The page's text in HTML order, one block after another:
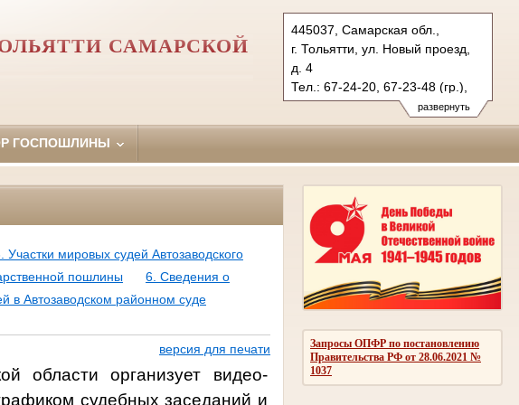
развернуть
445037, Самарская обл.,
г. Тольятти, ул. Новый проезд,
д. 4
Тел.: 67-24-20, 67-23-48 (гр.),
67-23-45 (уг.)
avtozavodsky.sam@sudrf.ru
САМАРСКОЙ
ГОСПОШЛИНЫ
Запросы ОПФР по постановлению
Правительства РФ от 28.06.2021 №
1037
Участки мировых судей Автозаводского
пошлины
6. Сведения о
в Автозаводском районном суде
версия для печати
области организует видео-
судебных заседаний и